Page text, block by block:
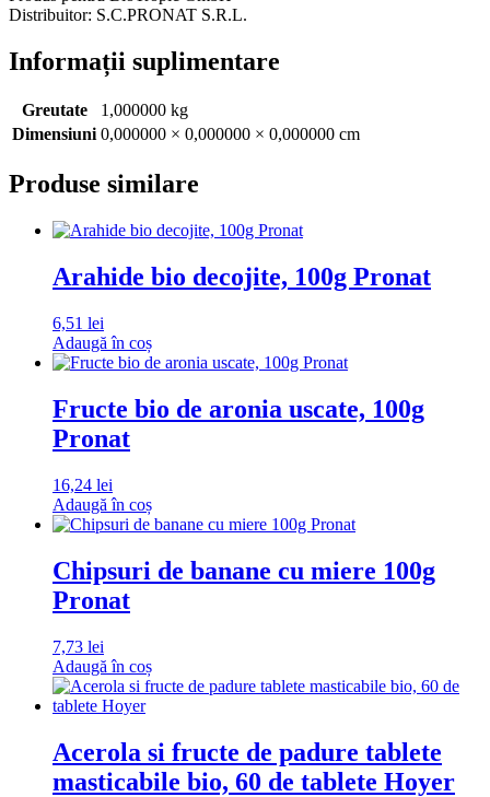
Distribuitor: S.C.PRONAT S.R.L.
Informații suplimentare
Greutate
1,000000 kg
Dimensiuni 0,000000 × 0,000000 × 0,000000 cm
Produse similare
Arahide bio decojite, 100g Pronat
6,51 lei
Adaugă în coș
Fructe bio de aronia uscate, 100g
Pronat
16,24 lei
Adaugă în coș
Chipsuri de banane cu miere 100g
Pronat
7,73 lei
Adaugă în coș
Acerola si fructe de padure tablete
masticabile bio, 60 de tablete Hoyer